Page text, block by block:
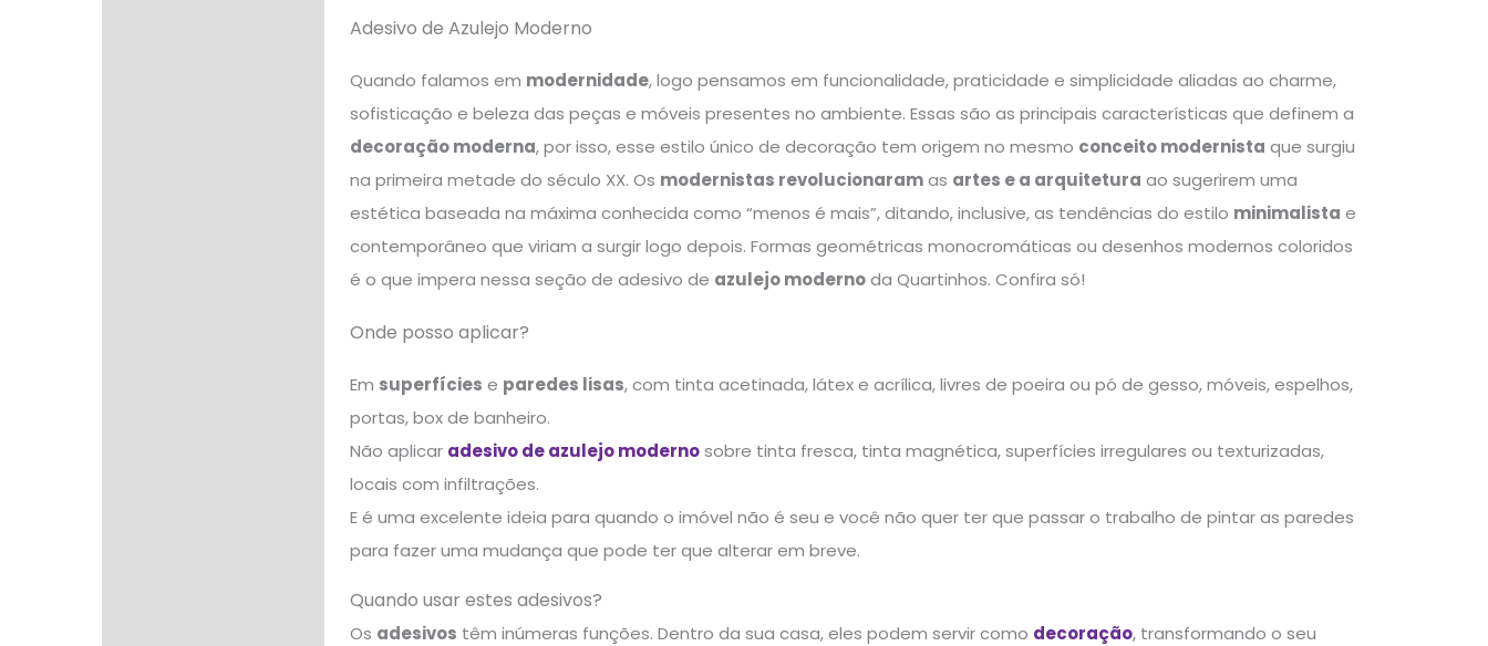
Adesivo de Azulejo Moderno
Quando falamos em modernidade, logo pensamos em funcionalidade, praticidade e simplicidade aliadas ao charme,
sofisticação e beleza das peças e móveis presentes no ambiente. Essas são as principais características que definem a
decoração moderna, por isso, esse estilo único de decoração tem origem no mesmo conceito modernista que surgiu
na primeira metade do século XX. Os modernistas revolucionaramas artes e a arquitetura ao sugerirem uma
estética baseada na máxima conhecida como “menos é mais”, ditando, inclusive, as tendências do estilo minimalista e
contemporâneo que viriam a surgir logo depois. Formas geométricas monocromáticas ou desenhos modernos coloridos
é o que impera nessa seção de adesivo de azulejo modernoda Quartinhos. Confira só!
Onde posso aplicar?
Em superfícies e paredes lisas, com tinta acetinada, látex e acrílica, livres de poeira ou pó de gesso, móveis, espelhos,
portas, box de banheiro.
Não aplicar adesivo de azulejo modernosobre tinta fresca, tinta magnética, superfícies irregulares ou texturizadas,
locais com infiltrações.
E é uma excelente ideia para quando o imóvel não é seu e você não quer ter que passar o trabalho de pintar as paredes
para fazer uma mudança que pode ter que alterar em breve.
Quando usar estes adesivos?
Os adesivos têm inúmeras funções. Dentro da sua casa, eles podem servir como decoração, transformando o seu